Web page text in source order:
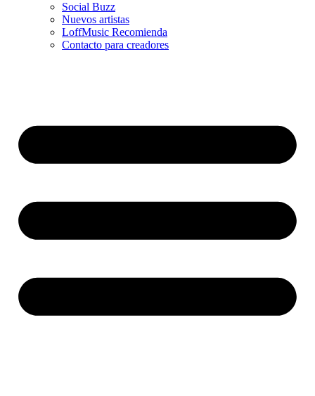
Social Buzz
Nuevos artistas
LoffMusic Recomienda
Contacto para creadores